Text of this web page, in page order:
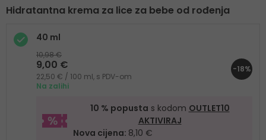
Hidratantna krema za lice za bebe od rođenja
40 ml
10,98 €
9,00 €
22,50 € / 100 ml, s PDV-om
Na zalihi
-18%
10 % popusta s kodom OUTLET10
AKTIVIRAJ
Nova cijena: 8,10 €